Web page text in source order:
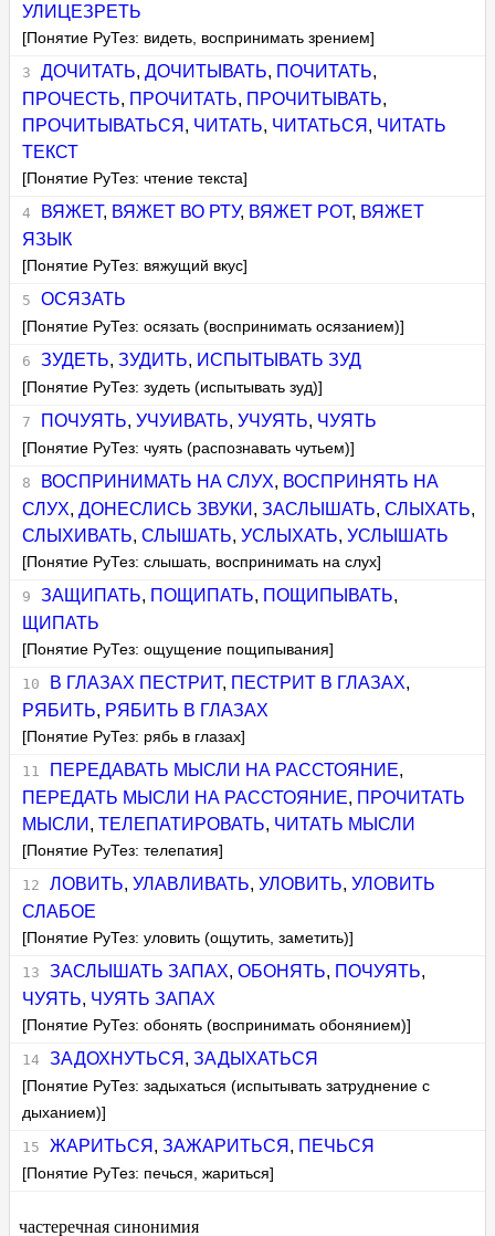
УЛИЦЕЗРЕТЬ
[Понятие РуТез: видеть, воспринимать зрением]
ДОЧИТАТЬ, ДОЧИТЫВАТЬ, ПОЧИТАТЬ,
ПРОЧЕСТЬ, ПРОЧИТАТЬ, ПРОЧИТЫВАТЬ,
ПРОЧИТЫВАТЬСЯ , ЧИТАТЬ, ЧИТАТЬСЯ , ЧИТАТЬ
ТЕКСТ
[Понятие РуТез: чтение текста]
ВЯЖЕТ, ВЯЖЕТ ВО РТУ, ВЯЖЕТ РОТ, ВЯЖЕТ
ЯЗЫК
[Понятие РуТез: вяжущий вкус]
ОСЯЗАТЬ
[Понятие РуТез: осязать (воспринимать осязанием)]
ЗУДЕТЬ, ЗУДИТЬ, ИСПЫТЫВАТЬ ЗУД
[Понятие РуТез: зудеть (испытывать зуд)]
ПОЧУЯТЬ, УЧУИВАТЬ, УЧУЯТЬ, ЧУЯТЬ
[Понятие РуТез: чуять (распознавать чутьем)]
ВОСПРИНИМАТЬ НА СЛУХ, ВОСПРИНЯТЬ НА
СЛУХ,ДОНЕСЛИСЬ ЗВУКИ ,ЗАСЛЫШАТЬ,СЛЫХАТЬ,
СЛЫХИВАТЬ,СЛЫШАТЬ,УСЛЫХАТЬ,УСЛЫШАТЬ
[Понятие РуТез: слышать, воспринимать на слух]
ЗАЩИПАТЬ, ПОЩИПАТЬ, ПОЩИПЫВАТЬ,
ЩИПАТЬ
[Понятие РуТез: ощущение пощипывания]
В ГЛАЗАХ ПЕСТРИТ, ПЕСТРИТ В ГЛАЗАХ,
РЯБИТЬ, РЯБИТЬ В ГЛАЗАХ
[Понятие РуТез: рябь в глазах]
ПЕРЕДАВАТЬ МЫСЛИ НА РАССТОЯНИЕ,
ПЕРЕДАТЬ МЫСЛИ НА РАССТОЯНИЕ, ПРОЧИТАТЬ
МЫСЛИ ,ТЕЛЕПАТИРОВАТЬ, ЧИТАТЬ МЫСЛИ
[Понятие РуТез: телепатия]
ЛОВИТЬ, УЛАВЛИВАТЬ, УЛОВИТЬ, УЛОВИТЬ
СЛАБОЕ
[Понятие РуТез: уловить (ощутить, заметить)]
ЗАСЛЫШАТЬ ЗАПАХ, ОБОНЯТЬ, ПОЧУЯТЬ,
ЧУЯТЬ, ЧУЯТЬ ЗАПАХ
[Понятие РуТез: обонять (воспринимать обонянием)]
ЗАДОХНУТЬСЯ , ЗАДЫХАТЬСЯ
[Понятие РуТез: задыхаться (испытывать затруднение с
дыханием)]
ЖАРИТЬСЯ , ЗАЖАРИТЬСЯ , ПЕЧЬСЯ
[Понятие РуТез: печься, жариться]
частеречная синонимия